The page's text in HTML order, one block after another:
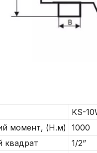
KS-
момент, (Н.м) 1000
квадрат
1/2”